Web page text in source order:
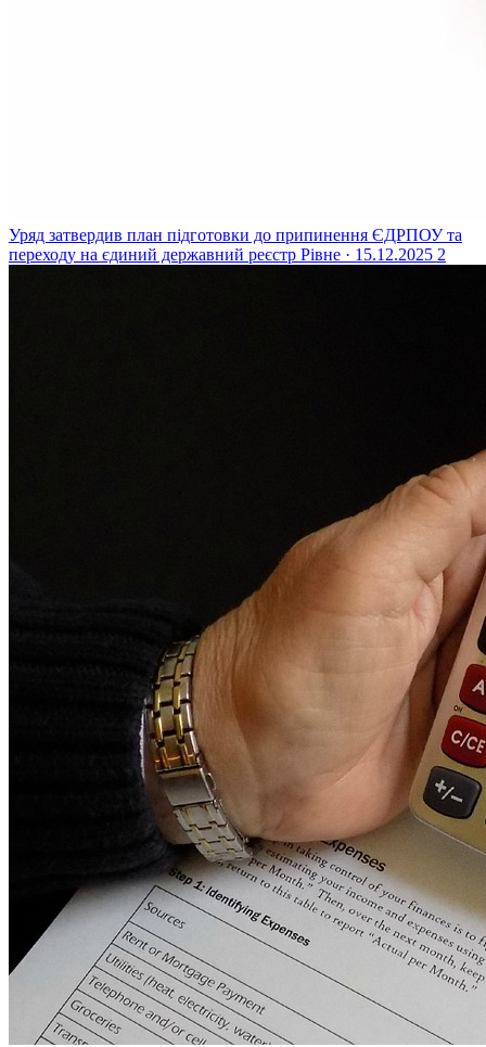
Уряд затвердив план підготовки до припинення ЄДРПОУ та
переходу на єдиний державний реєстр Рівне · 15.12.2025 2